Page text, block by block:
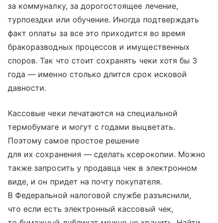
за коммуналку, за дорогостоящее лечение,
турпоездки или обучение. Иногда подтверждать
факт оплаты за все это приходится во время
бракоразводных процессов и имущественных
споров. Так что стоит сохранять чеки хотя бы 3
года — именно столько длится срок исковой
давности.
Кассовые чеки печатаются на специальной
термобумаге и могут с годами выцветать.
Поэтому самое простое решение
для их сохранения — сделать ксерокопии. Можно
также запросить у продавца чек в электронном
виде, и он придет на почту покупателя.
В Федеральной налоговой службе разъяснили,
что если есть электронный кассовый чек,